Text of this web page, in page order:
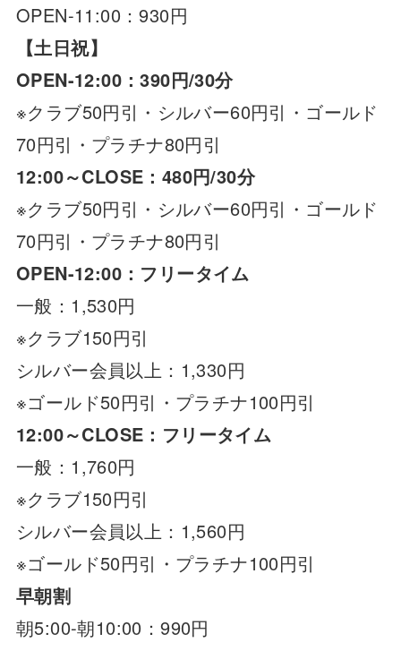
OPEN-11:00：930円
【土日祝】
OPEN-12:00：390円/30分
※クラブ50円引・シルバー60円引・ゴールド
70円引・プラチナ80円引
12:00～CLOSE：480円/30分
※クラブ50円引・シルバー60円引・ゴールド
70円引・プラチナ80円引
OPEN-12:00：フリータイム
一般：1,530円
※クラブ150円引
シルバー会員以上：1,330円
※ゴールド50円引・プラチナ100円引
12:00～CLOSE：フリータイム
一般：1,760円
※クラブ150円引
シルバー会員以上：1,560円
※ゴールド50円引・プラチナ100円引
早朝割
朝5:00-朝10:00：990円